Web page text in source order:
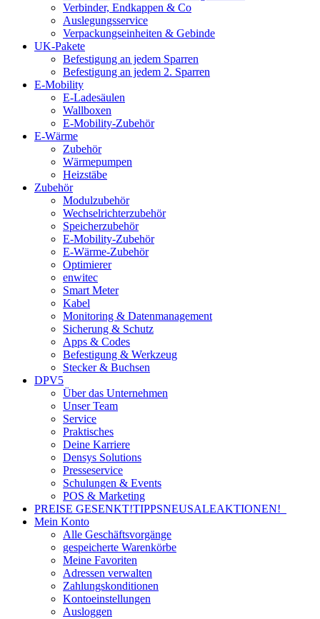
Verbinder, Endkappen & Co
Auslegungsservice
Verpackungseinheiten & Gebinde
UK-Pakete
Befestigung an jedem Sparren
Befestigung an jedem 2. Sparren
E-Mobility
E-Ladesäulen
Wallboxen
E-Mobility-Zubehör
E-Wärme
Zubehör
Wärmepumpen
Heizstäbe
Zubehör
Modulzubehör
Wechselrichterzubehör
Speicherzubehör
E-Mobility-Zubehör
E-Wärme-Zubehör
Optimierer
enwitec
Smart Meter
Kabel
Monitoring & Datenmanagement
Sicherung & Schutz
Apps & Codes
Befestigung & Werkzeug
Stecker & Buchsen
DPV5
Über das Unternehmen
Unser Team
Service
Praktisches
Deine Karriere
Densys Solutions
Presseservice
Schulungen & Events
POS & Marketing
PREISE GESENKT!TIPPSNEUSALEAKTIONEN!
Mein Konto
Alle Geschäftsvorgänge
gespeicherte Warenkörbe
Meine Favoriten
Adressen verwalten
Zahlungskonditionen
Kontoeinstellungen
Ausloggen